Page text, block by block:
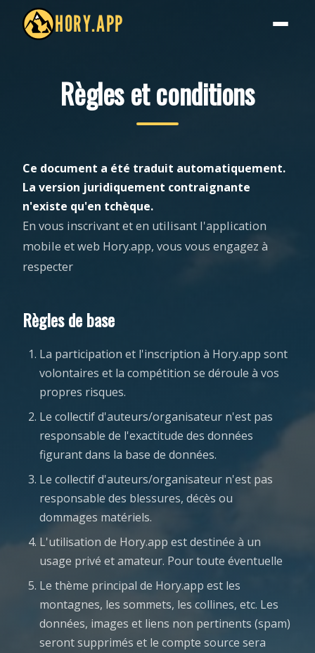
HORY.APP
Règles et conditions
Ce document a été traduit automatiquement.
La version juridiquement contraignante
n'existe qu'en tchèque.
En vous inscrivant et en utilisant l'application
mobile et web Hory.app, vous vous engagez à
respecter
Règles de base
La participation et l'inscription à Hory.app sont
volontaires et la compétition se déroule à vos
propres risques.
Le collectif d'auteurs/organisateur n'est pas
responsable de l'exactitude des données
figurant dans la base de données.
Le collectif d'auteurs/organisateur n'est pas
responsable des blessures, décès ou
dommages matériels.
L'utilisation de Hory.app est destinée à un
usage privé et amateur. Pour toute éventuelle
Le thème principal de Hory.app est les
montagnes, les sommets, les collines, etc. Les
données, images et liens non pertinents (spam)
seront supprimés et le compte source sera